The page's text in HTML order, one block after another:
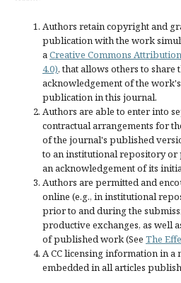
Authors retain copyright and
publication with the work
aCreative Commons
4.0), that allows others to share
acknowledgement of the
publication in this journal.
Authors are able to enter into
contractual arrangements for
of the journal's published
to an institutional repository
an acknowledgement of its
Authors are permitted and
online (e.g., in institutional
prior to and during the
productive exchanges, as well
of published work (See The
A CC licensing information in a
embedded in all articles